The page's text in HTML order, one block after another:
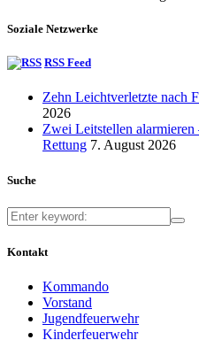
Soziale Netzwerke
RSS Feed
Zehn Leichtverletzte nach
2026
Zwei Leitstellen
Rettung 7. August 2026
Suche
Kontakt
Kommando
Vorstand
Jugendfeuerwehr
Kinderfeuerwehr